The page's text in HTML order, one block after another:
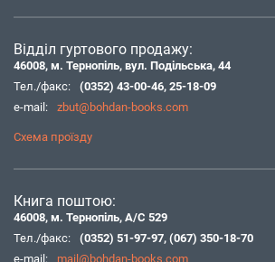
Відділ гуртового продажу:
46008, м. Тернопіль, вул. Подільська, 44
Тел./факс:
(0352) 43-00-46, 25-18-09
e-mail:
zbut@bohdan-books.com
Схема проїзду
Книга поштою:
46008, м. Тернопіль, А/С 529
Тел./факс:
(0352) 51-97-97, (067) 350-18-70
e-mail:
mail@bohdan-books.com